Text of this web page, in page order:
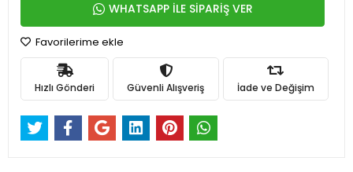
WHATSAPP İLE SİPARİŞ VER
Favorilerime ekle
Hızlı Gönderi Güvenli Alışveriş İade ve Değişim